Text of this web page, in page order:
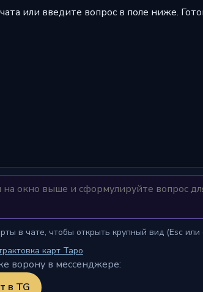
или введите вопрос в поле ниже.
в чате, чтобы открыть крупный вид (Esc
карт Таро
ворону в мессенджере:
в TG